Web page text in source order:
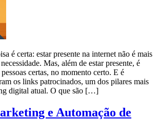
é certa: estar presente na internet não é mais
Mas, além de estar presente, é
certas, no momento certo. E é
os links patrocinados, um dos pilares mais
digital atual. O que são […]
e Automação de